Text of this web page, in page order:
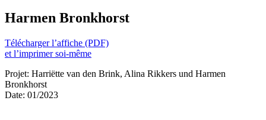
Harmen Bronkhorst
Télécharger l’affiche (PDF)
et l’imprimer soi-même
Projet: Harriëtte van den Brink, Alina Rikkers und Harmen
Bronkhorst
Date: 01/2023